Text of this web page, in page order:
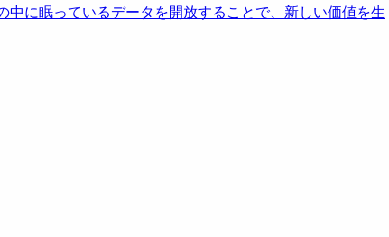
中に眠っているデータを開放することで、新しい価値を生